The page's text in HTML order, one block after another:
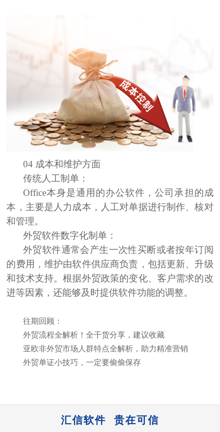
04 成本和维护方面
传统人工制单：
Office本身是通用的办公软件，公司承担的成
本，主要是人力成本，人工对单据进行制作、核对
和管理。
外贸软件数字化制单 ：
外贸软件通常会产生一次性买断或者按年订阅
的费用，维护由软件供应商负责，包括更新、升级
和技术支持。根据外贸政策的变化、客户需求的改
进等因素，还能够及时提供软件功能的调整。
往期回顾：
外贸流程全解析！全干货分享，建议收藏
亚欧非外贸市场人群特点全解析，助力精准营销
外贸单证小技巧，一定要偷偷保存
汇信软件 贵在可信